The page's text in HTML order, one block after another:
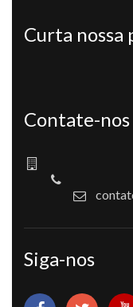
Curta nossa
Contate-nos
Siga-nos